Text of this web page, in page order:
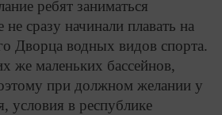
ребят заниматься
сразу начинали плавать на
Дворца водных видов спорта.
же маленьких бассейнов,
при должном желании у
условия в республике